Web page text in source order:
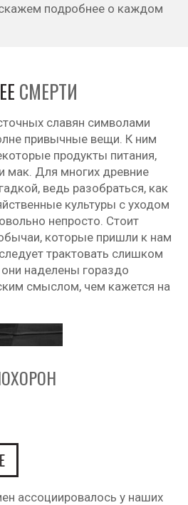
подробнее о каждом
СМЕРТИ
славян символами
привычные вещи. К ним
продукты питания,
мак. Для многих древние
ведь разобраться, как
культуры с уходом
непросто. Стоит
которые пришли к нам
трактовать слишком
наделены гораздо
смыслом, чем кажется на
ассоциировалось у наших